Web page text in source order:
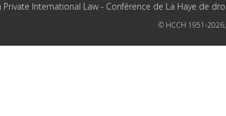
Private International Law - Conférence de La Haye de
© HCCH 1951-